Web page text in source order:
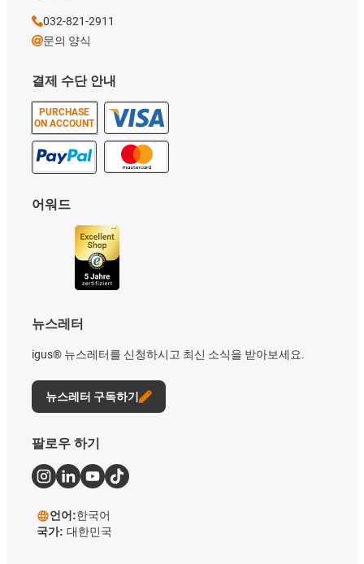
결제 수단 안내
PURCHASE
ON ACCOUNT
어워드
뉴스레터
igus® 뉴스레터를 신청하시고 최신 소식을 받아보세요.
뉴스레터 구독하기
032-821-2911
문의 양식
팔로우 하기
언어:한국어
국가: 대한민국